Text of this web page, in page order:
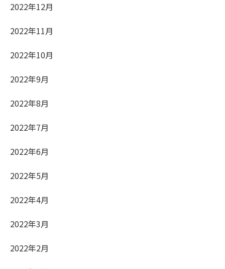
2022年12月
2022年11月
2022年10月
2022年9月
2022年8月
2022年7月
2022年6月
2022年5月
2022年4月
2022年3月
2022年2月